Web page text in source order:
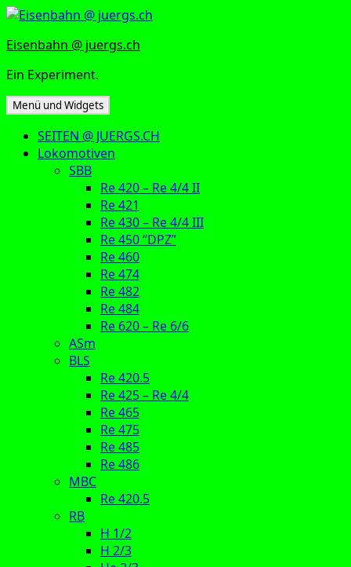
Zum
springen
Eisenbahn @ juergs.ch
Ein Experiment.
Menü und Widgets
SEITEN @ JUERGS.CH
Lokomotiven
SBB
Re 420 – Re 4/4 II
Re 421
Re 430 – Re 4/4 III
Re 450 “DPZ”
Re 460
Re 474
Re 482
Re 484
Re 620 – Re 6/6
ASm
BLS
Re 420.5
Re 425 – Re 4/4
Re 465
Re 475
Re 485
Re 486
MBC
Re 420.5
RB
H 1/2
H 2/3